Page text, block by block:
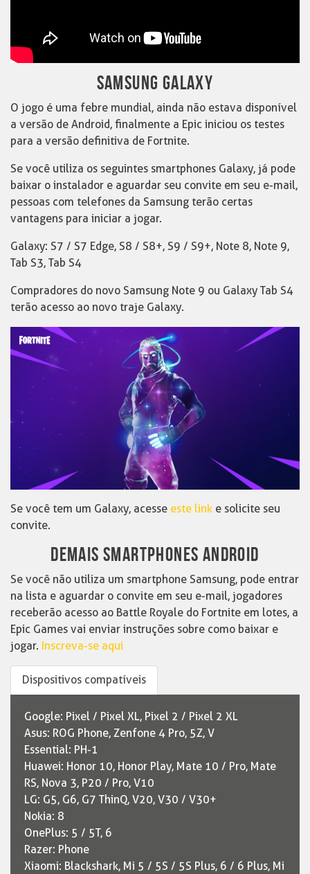
SAMSUNG GALAXY
O jogo é uma febre mundial, ainda não estava disponível
a versão de Android, finalmente a Epic iniciou os testes
para a versão definitiva de Fortnite.
Se você utiliza os seguintes smartphones Galaxy, já pode
baixar o instalador e aguardar seu convite em seu e-mail,
pessoas com telefones da Samsung terão certas
vantagens para iniciar a jogar.
Galaxy: S7 / S7 Edge, S8 / S8+, S9 / S9+, Note 8, Note 9,
Tab S3, Tab S4
Compradores do novo Samsung Note 9 ou Galaxy Tab S4
terão acesso ao novo traje Galaxy.
Se você tem um Galaxy, acesse este link e solicite seu
convite.
DEMAIS SMARTPHONES ANDROID
Se você não utiliza um smartphone Samsung, pode entrar
na lista e aguardar o convite em seu e-mail, jogadores
receberão acesso ao Battle Royale do Fortnite em lotes, a
Epic Games vai enviar instruções sobre como baixar e
jogar. Inscreva-se aqui
Dispositivos compatíveis
Google: Pixel / Pixel XL, Pixel 2 / Pixel 2 XL
Asus: ROG Phone, Zenfone 4 Pro, 5Z, V
Essential: PH-1
Huawei: Honor 10, Honor Play, Mate 10 / Pro, Mate
RS, Nova 3, P20 / Pro, V10
LG: G5, G6, G7 ThinQ, V20, V30 / V30+
Nokia: 8
OnePlus: 5 / 5T, 6
Razer: Phone
Xiaomi: Blackshark, Mi 5 / 5S / 5S Plus, 6 / 6 Plus, Mi